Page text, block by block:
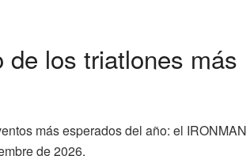
los triatlones más
más esperados del año: el IRONMAN
de 2026.